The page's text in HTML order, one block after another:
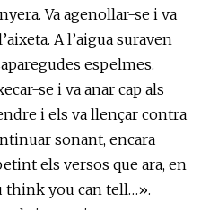
Va agenollar-se i va
A l’aigua suraven
espelmes.
se i va anar cap als
i els va llençar contra
sonant, encara
els versos que ara, en
think you can tell…».